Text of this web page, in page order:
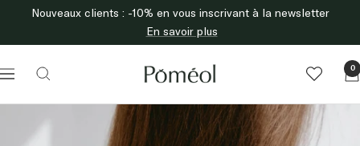
content
Nouveaux clients : -10% en vous inscrivant à la newsletter
En savoir plus
Navigation
Poméol 0